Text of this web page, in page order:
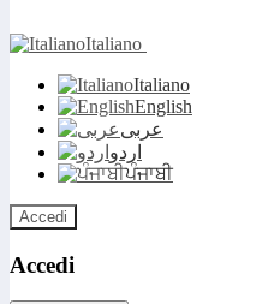
Italiano
Italiano
English
عربى
اردو
ਪੰਜਾਬੀ
Accedi
Accedi